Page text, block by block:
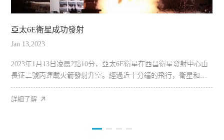
亞太6E衛星成功發射
Jan 13,2023
2023年1月13日凌晨2點10分，亞太6E衛星在西昌衛星發射中心由
長征二號丙運載火箭發射升空。經過近十分鐘的飛行，衛星和火
箭正常分離，衛...
詳細了解